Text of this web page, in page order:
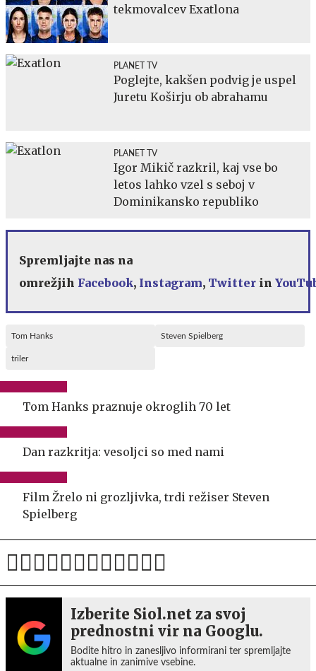
tekmovalcev Exatlona
PLANET TV
Poglejte, kakšen podvig je uspel
Juretu Koširju ob abrahamu
PLANET TV
Igor Mikič razkril, kaj vse bo
letos lahko vzel s seboj v
Dominikansko republiko
Spremljajte nas na
omrežjih Facebook, Instagram, Twitter in
Tom Hanks Steven Spielberg
triler
Tom Hanks praznuje okroglih 70 let
Dan razkritja: vesoljci so med nami
Film Žrelo ni grozljivka, trdi režiser Steven
Spielberg
Izberite Siol.net za svoj
prednostni vir na Googlu.
Bodite hitro in zanesljivo informirani ter spremljajte
aktualne in zanimive vsebine.